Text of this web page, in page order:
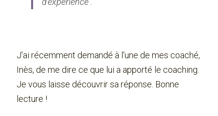
J'ai récemment demandé à l'une de mes coaché,
Inès, de me dire ce que lui a apporté le coaching.
Je vous laisse découvrir sa réponse. Bonne
lecture !